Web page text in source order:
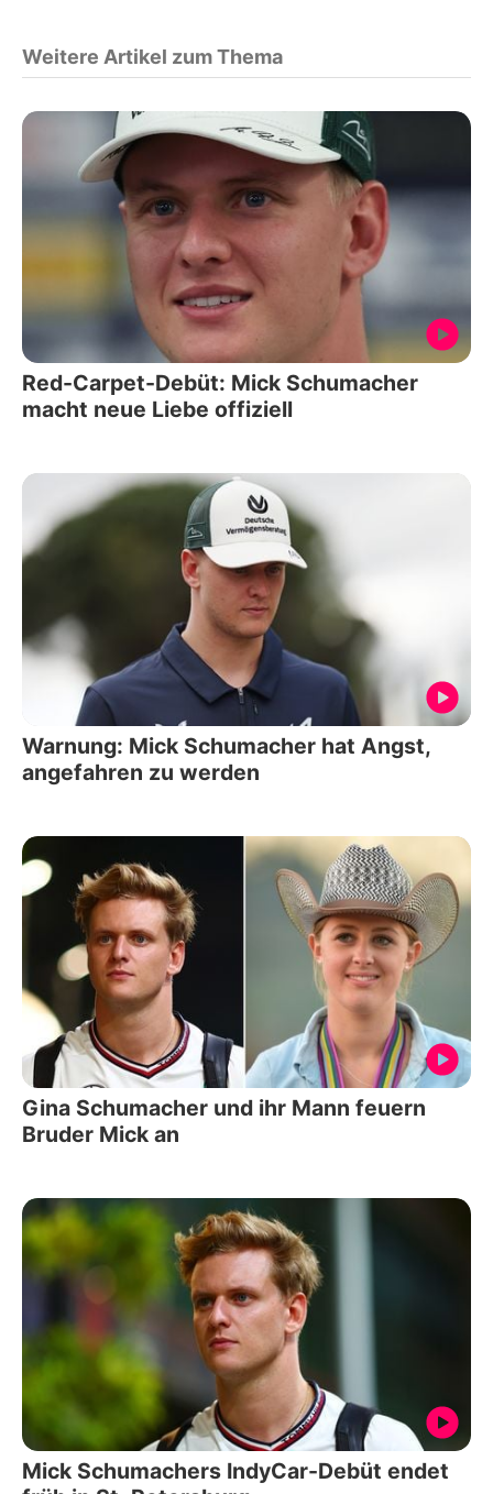
Weitere Artikel zum Thema
Red-Carpet-Debüt: Mick Schumacher
macht neue Liebe offiziell
Warnung: Mick Schumacher hat Angst,
angefahren zu werden
Gina Schumacher und ihr Mann feuern
Bruder Mick an
Mick Schumachers IndyCar-Debüt endet